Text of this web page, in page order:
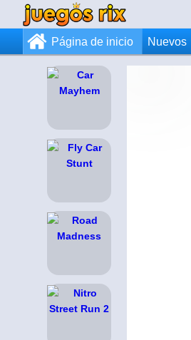
Página de inicio Nuevos